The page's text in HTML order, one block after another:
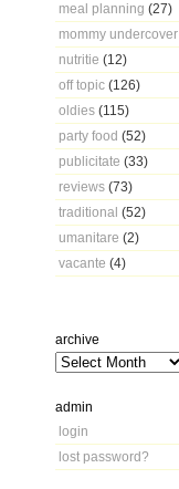
meal planning (27)
mommy undercover
nutritie (12)
off topic (126)
oldies (115)
party food (52)
publicitate (33)
reviews (73)
traditional (52)
umanitare (2)
vacante (4)
archive
admin
login
lost password?